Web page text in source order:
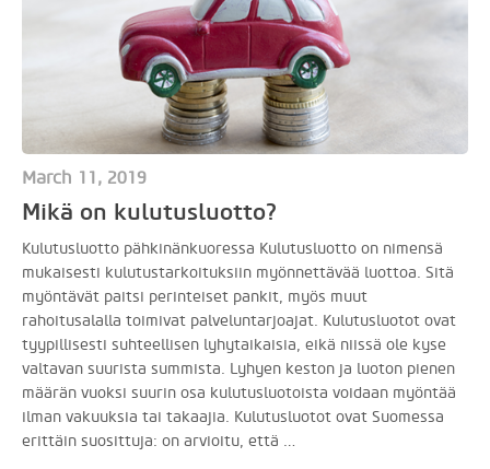
March 11, 2019
Mikä on kulutusluotto?
Kulutusluotto pähkinänkuoressa Kulutusluotto on nimensä
mukaisesti kulutustarkoituksiin myönnettävää luottoa. Sitä
myöntävät paitsi perinteiset pankit, myös muut
rahoitusalalla toimivat palveluntarjoajat. Kulutusluotot ovat
tyypillisesti suhteellisen lyhytaikaisia, eikä niissä ole kyse
valtavan suurista summista. Lyhyen keston ja luoton pienen
määrän vuoksi suurin osa kulutusluotoista voidaan myöntää
ilman vakuuksia tai takaajia. Kulutusluotot ovat Suomessa
erittäin suosittuja: on arvioitu, että …